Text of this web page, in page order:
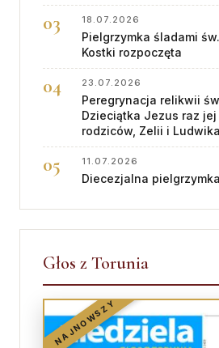
18.07.2026
Pielgrzymka śladami
Kostki rozpoczęta
23.07.2026
Peregrynacja relikwii
Dzieciątka Jezus raz
rodziców, Zelii i
11.07.2026
Diecezjalna
Głos z Torunia
NAJNOWSZY